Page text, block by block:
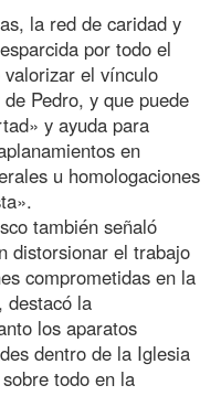
la red de caridad y
por todo el
el vínculo
Pedro, y que puede
y ayuda para
en
u homologaciones
también señaló
distorsionar el trabajo
comprometidas en la
destacó la
los aparatos
dentro de la Iglesia
todo en la